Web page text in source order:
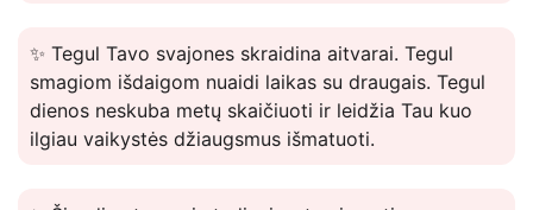
✨ Tegul Tavo svajones skraidina aitvarai. Tegul
smagiom išdaigom nuaidi laikas su draugais. Tegul
dienos neskuba metų skaičiuoti ir leidžia Tau kuo
ilgiau vaikystės džiaugsmus išmatuoti.